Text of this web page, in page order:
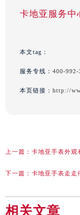
卡地亚服务中
本文tag：
服务专线： 400-992-
本页链接： http://
上一篇： 卡地亚手表外观
下一篇： 卡地亚手表走走
相关文章